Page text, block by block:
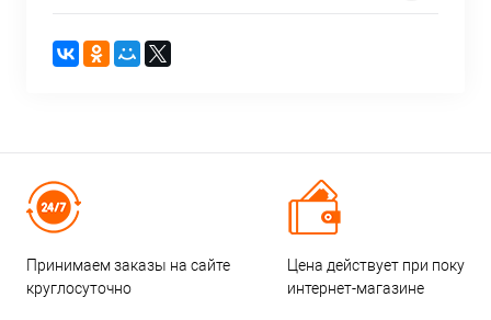
Принимаем заказы на сайте
круглосуточно
Цена действует при
интернет-магазине